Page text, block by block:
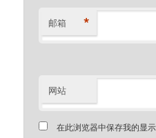
邮箱 *
网站
在此浏览器中保存我的显